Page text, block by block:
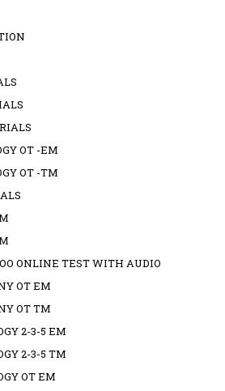
OT -EM
OT -TM
ONLINE TEST WITH AUDIO
OT EM
OT TM
2-3-5 EM
2-3-5 TM
OT EM